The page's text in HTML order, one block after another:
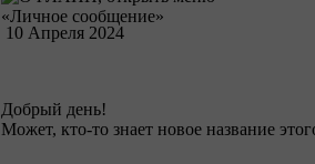
10 Апреля 2024
Добрый день!
Может, кто-то знает новое название